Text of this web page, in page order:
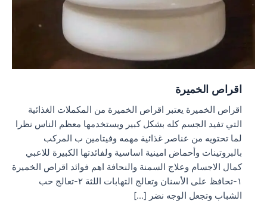
اقراص الخميرة
اقراص الخميرة يعتبر اقراص الخميرة من المكملات الغذائية
التي تفيد الجسم كله بشكل كبير ويستخدمها معظم الناس نظرا
لما تحتويه من عناصر غذائية مهمه وفيتامين ب المركب
بالبروتينات وأحماض امينية اساسية ولفائدتها الكبيرة للاعبي
كمال الاجسام وعلاج السمنة والنحافة اهم فوائد اقراص الخميرة
١-تحافظ على الأسنان وتعالج التهابات اللثة ٢-تعالج حب
الشباب وتجعل الوجه نضر […]